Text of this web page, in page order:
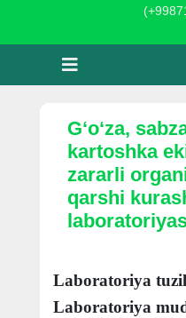
Gʻoʻza,
kartoshka
zararli
qarshi
Laboratoriya
Laboratoriya